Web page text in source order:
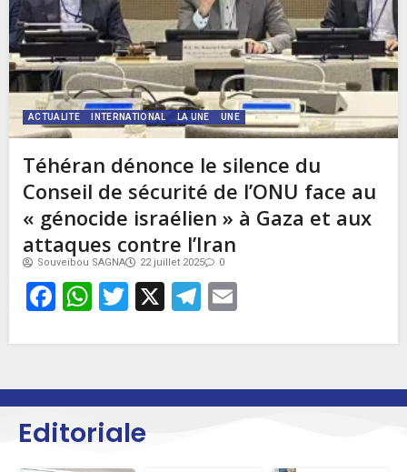
ACTUALITE INTERNATIONAL LA UNE UNE
Téhéran dénonce le silence du
Conseil de sécurité de l’ONU face au
« génocide israélien » à Gaza et aux
attaques contre l’Iran
Souveibou SAGNA 22 juillet 2025 0
Facebook
WhatsApp
Twitter
X Telegram
Editoriale